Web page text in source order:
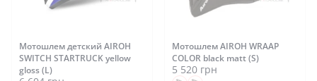
Мотошлем детский AIROH
SWITCH STARTRUCK yellow
gloss (L)
Мотошлем AIROH WRAAP
COLOR black matt (S)
5 520 грн